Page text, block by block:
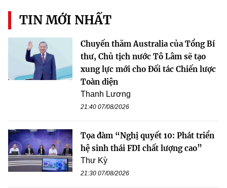
TIN MỚI NHẤT
Chuyến thăm Australia của Tổng Bí
thư, Chủ tịch nước Tô Lâm sẽ tạo
xung lực mới cho Đối tác Chiến lược
Toàn diện
Thanh Lương
21:40 07/08/2026
Tọa đàm “Nghị quyết 10: Phát triển
hệ sinh thái FDI chất lượng cao”
Thư Kỳ
21:30 07/08/2026